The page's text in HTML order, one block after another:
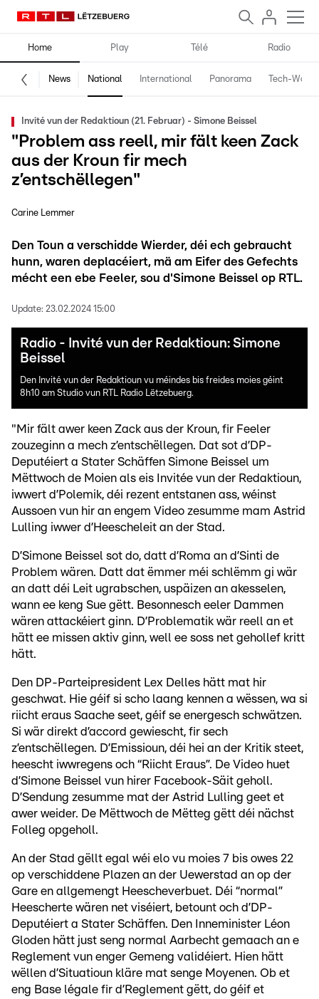
Home Play Télé Radio
News National International Panorama Tech-World
Invité vun der Redaktioun (21. Februar) - Simone Beissel
"Problem ass reell, mir fält keen Zack
aus der Kroun fir mech
z’entschëllegen"
Carine Lemmer
Den Toun a verschidde Wierder, déi ech gebraucht
hunn, waren deplacéiert, mä am Eifer des Gefechts
mécht een ebe Feeler, sou d'Simone Beissel op RTL.
Update: 23.02.2024 15:00
Radio - Invité vun der Redaktioun: Simone
Beissel
Den Invité vun der Redaktioun vu méindes bis freides moies géint
8h10 am Studio vun RTL Radio Lëtzebuerg.
"Mir fält awer keen Zack aus der Kroun, fir Feeler
zouzeginn a mech z’entschëllegen. Dat sot d’DP-
Deputéiert a Stater Schäffen Simone Beissel um
Mëttwoch de Moien als eis Invitée vun der Redaktioun,
iwwert d’Polemik, déi rezent entstanen ass, wéinst
Aussoen vun hir an engem Video zesumme mam Astrid
Lulling iwwer d’Heescheleit an der Stad.
D’Simone Beissel sot do, datt d’Roma an d’Sinti de
Problem wären. Datt dat ëmmer méi schlëmm gi wär
an datt déi Leit ugrabschen, uspäizen an akesselen,
wann ee keng Sue gëtt. Besonnesch eeler Dammen
wären attackéiert ginn. D’Problematik wär reell an et
hätt ee missen aktiv ginn, well ee soss net gehollef kritt
hätt.
Den DP-Parteipresident Lex Delles hätt mat hir
geschwat. Hie géif si scho laang kennen a wëssen, wa si
riicht eraus Saache seet, géif se energesch schwätzen.
Si wär direkt d’accord gewiescht, fir sech
z’entschëllegen. D’Emissioun, déi hei an der Kritik steet,
heescht iwwregens och “Riicht Eraus”. De Video huet
d’Simone Beissel vun hirer Facebook-Säit geholl.
D’Sendung zesumme mat der Astrid Lulling geet et
awer weider. De Mëttwoch de Mëtteg gëtt déi nächst
Folleg opgeholl.
An der Stad gëllt egal wéi elo vu moies 7 bis owes 22
op verschiddene Plazen an der Uewerstad an op der
Gare en allgemengt Heescheverbuet. Déi “normal”
Heescherte wären net viséiert, betount och d’DP-
Deputéiert a Stater Schäffen. Den Inneminister Léon
Gloden hätt just seng normal Aarbecht gemaach an e
Reglement vun enger Gemeng validéiert. Hien hätt
wëllen d’Situatioun kläre mat senge Moyenen. Ob et
eng Base légale fir d’Reglement gëtt, do géif et